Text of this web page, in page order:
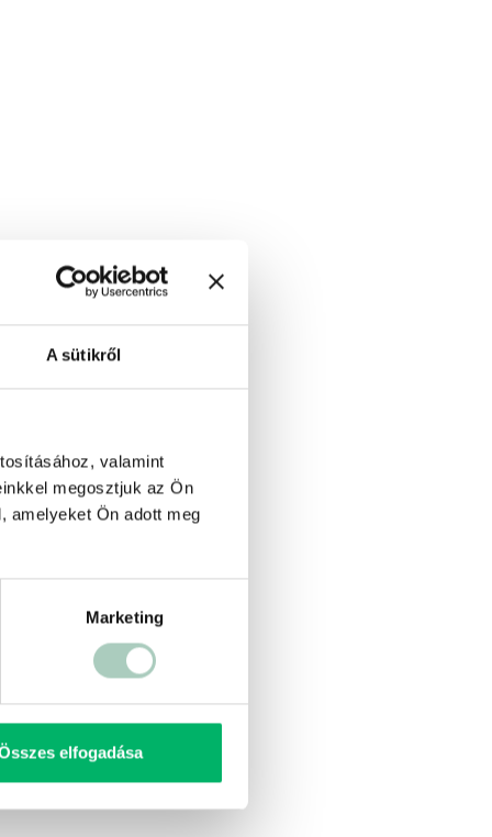
A sütikről
valamint
megosztjuk az Ön
amelyeket Ön adott meg
Marketing
elfogadása